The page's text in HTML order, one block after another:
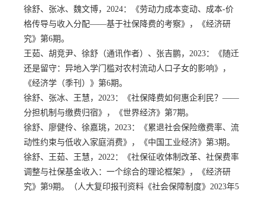
徐舒、张冰、魏文博， 2024：《劳动力成本变动、成本-价
格传导与收入分配——基于社保降费的考察》，《经济研
究》第6期。
王茹、胡竞尹、徐舒（通讯作者）、张吉鹏， 2023：《随迁
还是留守：异地入学门槛对农村流动人口子女的影响》，
《经济学（季刊）》第6期。
徐舒、张冰、王慧， 2023：《社保降费如何惠企利民？——
分担机制与缴费归宿》，《世界经济》第7期。
徐舒、廖健伶、徐嘉珧， 2023：《累退社会保险缴费率、流
动性约束与低收入家庭消费》，《中国工业经济》第3期。
徐舒、王茹、王慧， 2022：《社保征收体制改革、社保费率
调整与社保基金收入：一个综合的理论框架》，《经济研
究》第9期。（人大复印报刊资料《社会保障制度》2023年5